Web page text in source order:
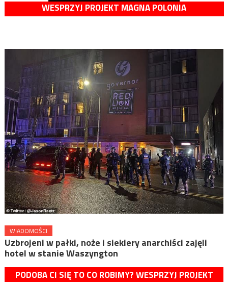
WESPRZYJ PROJEKT MAGNA POLONIA
WIADOMOŚCI
Uzbrojeni w pałki, noże i siekiery anarchiści zajęli
hotel w stanie Waszyngton
PODOBA CI SIĘ TO CO ROBIMY? WESPRZYJ PROJEKT